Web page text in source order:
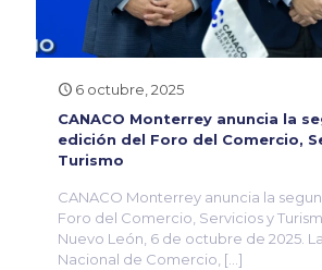
6 octubre, 2025
CANACO Monterrey anuncia la
edición del Foro del Comercio,
Turismo
CANACO Monterrey anuncia la
Foro del Comercio, Servicios y
Nuevo León, 6 de octubre de 2025.
Nacional de Comercio, […]